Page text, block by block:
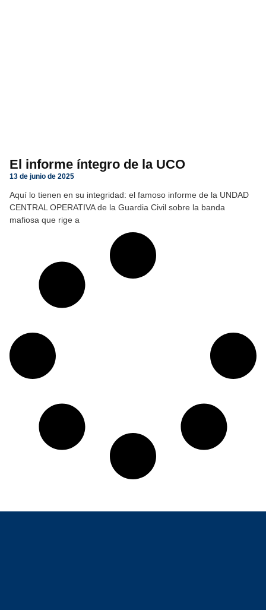
El informe íntegro de la UCO
13 de junio de 2025
Aquí lo tienen en su integridad: el famoso informe de la UNDAD
CENTRAL OPERATIVA de la Guardia Civil sobre la banda
mafiosa que rige a